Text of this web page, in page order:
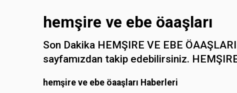
hemşire ve ebe öaaşları
Son Dakika HEMŞIRE VE EBE
sayfamızdan takip edebilirsiniz.
hemşire ve ebe öaaşları Haberleri